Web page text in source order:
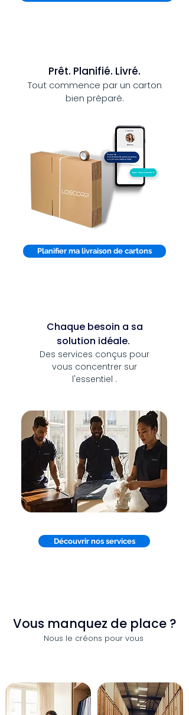
Prêt. Planifié. Livré.
Tout commence par un carton
bien préparé.
Planifier ma livraison de cartons
Chaque besoin a sa
solution idéale.
Des services conçus pour
vous concentrer sur
l'essentiel .
Découvrir nos services
Vous manquez de place ?
Nous le créons pour vous